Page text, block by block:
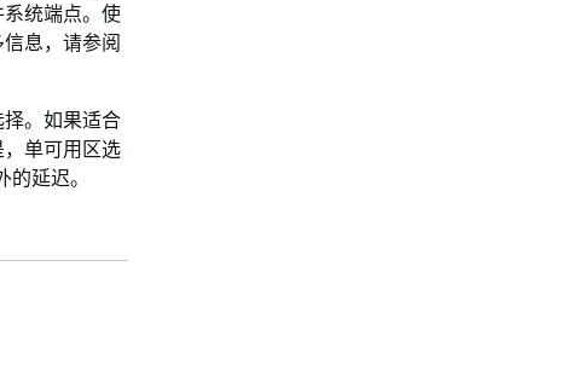
统端点。使
息，请参阅
。如果适合
单可用区选
延迟。